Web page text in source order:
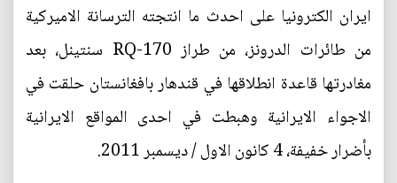
ايران الكترونيا على احدث ما انتجته الترسانة الاميركية
من طائرات الدرونز، من طراز RQ-170 سنتينل، بعد
مغادرتها قاعدة انطلاقها في قندهار بافغانستان حلقت في
الاجواء الايرانية وهبطت في احدى المواقع الايرانية
بأضرار خفيفة، 4 كانون الاول / ديسمبر 2011.